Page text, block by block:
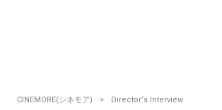
CINEMORE(シネモア)
Director‘s Interview